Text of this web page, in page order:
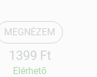
MEGNÉZEM
1399 Ft
Elérhetõ